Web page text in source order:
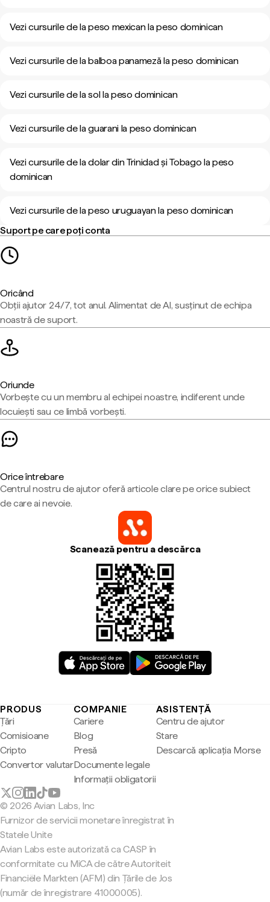
Vezi cursurile de la peso mexican la peso dominican
Vezi cursurile de la balboa panameză la peso dominican
Vezi cursurile de la sol la peso dominican
Vezi cursurile de la guarani la peso dominican
Vezi cursurile de la dolar din Trinidad și Tobago la peso
dominican
Vezi cursurile de la peso uruguayan la peso dominican
Suport pe care poți conta
Oricând
Obții ajutor 24/7, tot anul. Alimentat de AI, susținut de echipa
noastră de suport.
Oriunde
Vorbește cu un membru al echipei noastre, indiferent unde
locuiești sau ce limbă vorbești.
Orice întrebare
Centrul nostru de ajutor oferă articole clare pe orice subiect
de care ai nevoie.
Scanează pentru a descărca
PRODUS
Țări
Comisioane
Cripto
Convertor valutar
COMPANIE
Cariere
Blog
Presă
Documente legale
Informații obligatorii
ASISTENȚĂ
Centru de ajutor
Stare
Descarcă aplicația Morse
© 2026 Avian Labs, Inc
Furnizor de servicii monetare înregistrat în
Statele Unite
Avian Labs este autorizată ca CASP în
conformitate cu MiCA de către Autoriteit
Financiële Markten (AFM) din Țările de Jos
(număr de înregistrare 41000005).